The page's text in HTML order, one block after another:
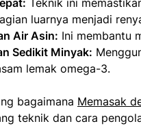
Teknik ini
luarnya menjadi
Air Asin: Ini membantu
Sedikit Minyak:
lemak omega-3.
bagaimana Memasak
teknik dan cara